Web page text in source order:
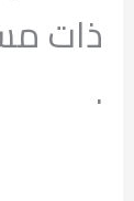
ذات
.